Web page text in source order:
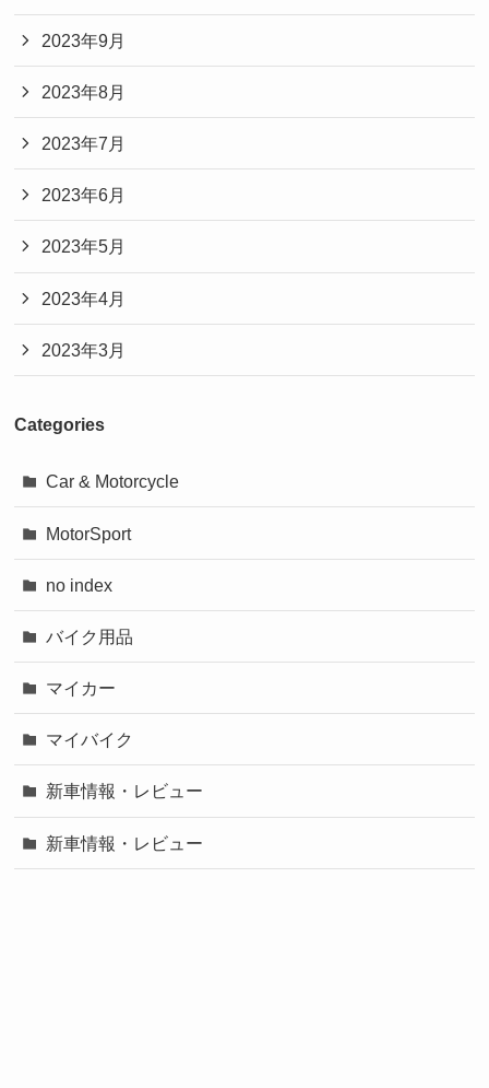
2023年9月
2023年8月
2023年7月
2023年6月
2023年5月
2023年4月
2023年3月
Categories
Car & Motorcycle
MotorSport
no index
バイク用品
マイカー
マイバイク
新車情報・レビュー
新車情報・レビュー